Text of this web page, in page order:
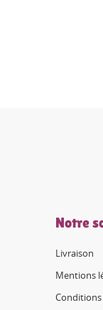
Notre
Livraison
Mentions
Conditions